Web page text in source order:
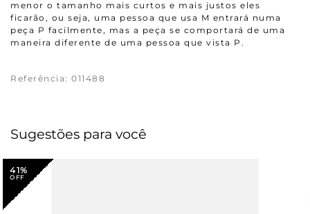
menor o tamanho mais curtos e mais justos eles
ficarão, ou seja, uma pessoa que usa M entrará numa
peça P facilmente, mas a peça se comportará de uma
maneira diferente de uma pessoa que vista P.
Referência: 011488
Sugestões para você
41%